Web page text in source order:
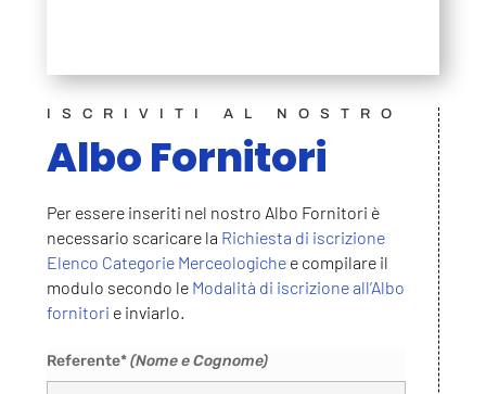
ISCRIVITI AL NOSTRO
Albo Fornitori
Per essere inseriti nel nostro Albo Fornitori è
necessario scaricare la Richiesta di iscrizione
Elenco Categorie Merceologiche e compilare il
modulo secondo le Modalità di iscrizione all’Albo
fornitori e inviarlo.
Referente*(Nome e Cognome)